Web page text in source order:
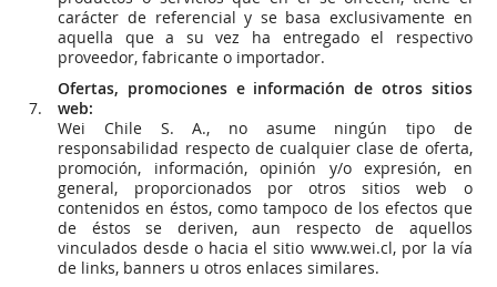
carácter de referencial y se basa exclusivamente en
aquella que a su vez ha entregado el respectivo
proveedor, fabricante o importador.
Ofertas, promociones e información de otros sitios
web:
Wei Chile S. A., no asume ningún tipo de
responsabilidad respecto de cualquier clase de oferta,
promoción, información, opinión y/o expresión, en
general, proporcionados por otros sitios web o
contenidos en éstos, como tampoco de los efectos que
de éstos se deriven, aun respecto de aquellos
vinculados desde o hacia el sitio www.wei.cl, por la vía
de links, banners u otros enlaces similares.